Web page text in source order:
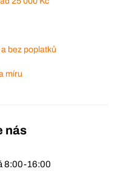
bez poplatků
míru
nás
8:00-16:00